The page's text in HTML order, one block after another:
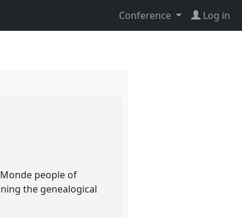
Conference Log in
people of
the genealogical